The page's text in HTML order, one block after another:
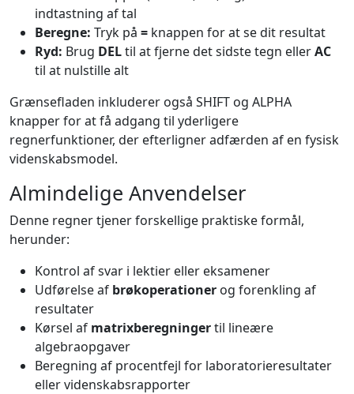
indtastning af tal
Beregne: Tryk på = knappen for at se dit resultat
Ryd: Brug DELtil at fjerne det sidste tegn ellerAC
til at nulstille alt
Grænsefladen inkluderer også SHIFT og ALPHA
knapper for at få adgang til yderligere
regnerfunktioner, der efterligner adfærden af en fysisk
videnskabsmodel.
Almindelige Anvendelser
Denne regner tjener forskellige praktiske formål,
herunder:
Kontrol af svar i lektier eller eksamener
Udførelse af brøkoperationer og forenkling af
resultater
Kørsel af matrixberegningertil lineære
algebraopgaver
Beregning af procentfejl for laboratorieresultater
eller videnskabsrapporter